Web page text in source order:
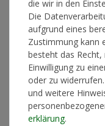
* inkl. ges. MwSt. zzgl.
die wir in den
Die
aufgrund eines
Zustimmung kann
besteht das Recht,
Einwilligung zu
oder zu
und weitere
erklärung.